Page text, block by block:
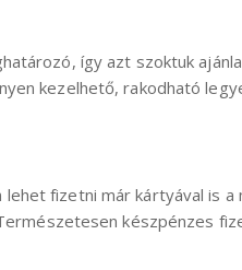
így azt szoktuk
kezelhető, rakodható
fizetni már kártyával is
készpénzes